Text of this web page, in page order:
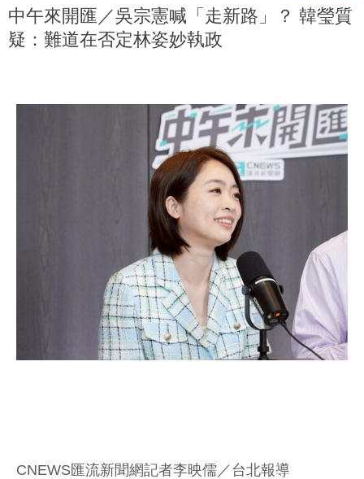
中午來開匯／吳宗憲喊「走新路」？ 韓瑩質
疑：難道在否定林姿妙執政
CNEWS匯流新聞網記者李映儒／台北報導